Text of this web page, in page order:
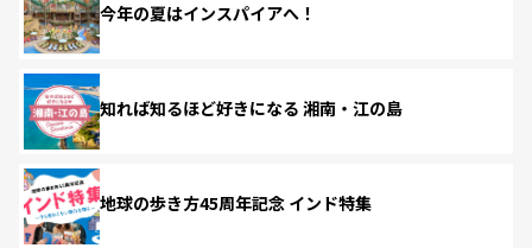
今年の夏はインスパイアへ！
知れば知るほど好きになる 湘南・江の島
地球の歩き方45周年記念 インド特集